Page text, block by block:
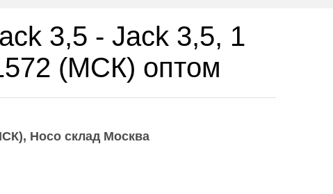
3,5 - Jack 3,5, 1
(МСК) оптом
Hoco склад Москва